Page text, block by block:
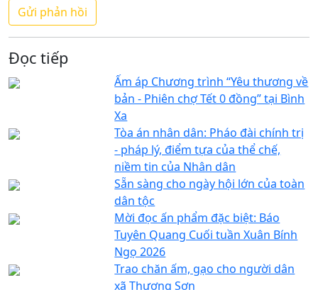
Đọc tiếp
Ấm áp Chương trình “Yêu thương về
bản - Phiên chợ Tết 0 đồng” tại Bình
Xa
Tòa án nhân dân: Pháo đài chính trị
- pháp lý, điểm tựa của thể chế,
niềm tin của Nhân dân
Sẵn sàng cho ngày hội lớn của toàn
dân tộc
Mời đọc ấn phẩm đặc biệt: Báo
Tuyên Quang Cuối tuần Xuân Bính
Ngọ 2026
Trao chăn ấm, gạo cho người dân
xã Thượng Sơn